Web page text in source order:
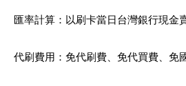
匯率計算：以刷卡當日台灣銀行現金
代刷費用：免代刷費、免代買費、免